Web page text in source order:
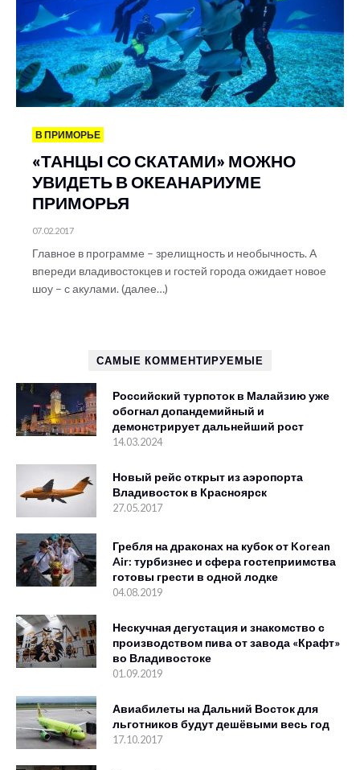
В ПРИМОРЬЕ
«ТАНЦЫ СО СКАТАМИ» МОЖНО
УВИДЕТЬ В ОКЕАНАРИУМЕ
ПРИМОРЬЯ
07.02.2017
Главное в программе – зрелищность и необычность. А
впереди владивостокцев и гостей города ожидает новое
шоу – с акулами. (далее…)
САМЫЕ КОММЕНТИРУЕМЫЕ
Российский турпоток в Малайзию уже
обогнал допандемийный и
демонстрирует дальнейший рост
14.03.2024
Новый рейс открыт из аэропорта
Владивосток в Красноярск
27.05.2017
Гребля на драконах на кубок от Korean
Air: турбизнес и сфера гостеприимства
готовы грести в одной лодке
04.08.2019
Нескучная дегустация и знакомство с
производством пива от завода «Крафт»
во Владивостоке
01.09.2019
Авиабилеты на Дальний Восток для
льготников будут дешёвыми весь год
17.10.2017